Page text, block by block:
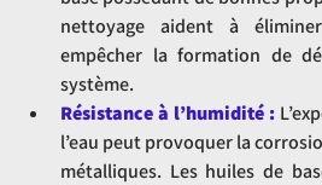
nettoyage aident à
empêcher la formation de
système.
Résistance à l’humidité :
l’eau peut provoquer la
métalliques. Les huiles de